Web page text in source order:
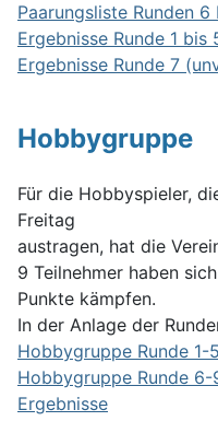
Paarungsliste Runden 6
Ergebnisse Runde 1
Ergebnisse Runde 7
Hobbygruppe
Für die Hobbyspieler,
Freitag
austragen, hat die
9 Teilnehmer haben
Punkte kämpfen.
In der Anlage der
Hobbygruppe Runde 1-5
Hobbygruppe Runde 6-
Ergebnisse